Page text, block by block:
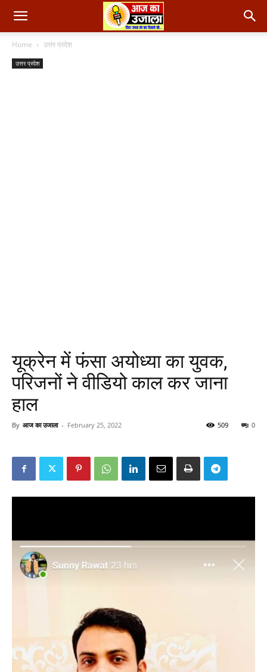
Home उत्तर प्रदेश
उत्तर प्रदेश
यूक्रेन में फंसा अयोध्या का युवक,
परिजनों ने वीडियो काल कर जाना
हाल
By आज का उजाला - February 25, 2022 0
509